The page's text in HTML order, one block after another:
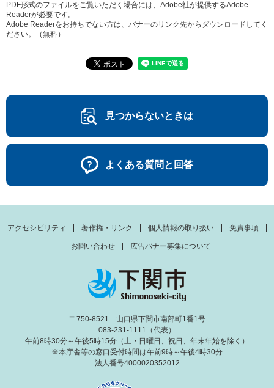
PDF形式のファイルをご覧いただく場合には、Adobe社が提供するAdobe
Readerが必要です。
Adobe Readerをお持ちでない方は、バナーのリンク先からダウンロードしてく
ださい。（無料）
見つからないときは
よくある質問と回答
アクセシビリティ 著作権・リンク 個人情報の取り扱い 免責事項
お問い合わせ 広告バナー募集について
〒750-8521 山口県下関市南部町1番1号
083-231-1111（代表）
午前8時30分～午後5時15分（土・日曜日、祝日、年末年始を除く）
※本庁舎等の窓口受付時間は午前9時～午後4時30分
法人番号4000020352012